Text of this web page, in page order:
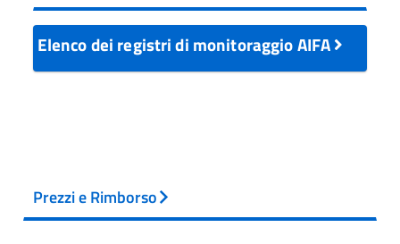
Elenco dei registri di monitoraggio AIFA
Prezzi e Rimborso